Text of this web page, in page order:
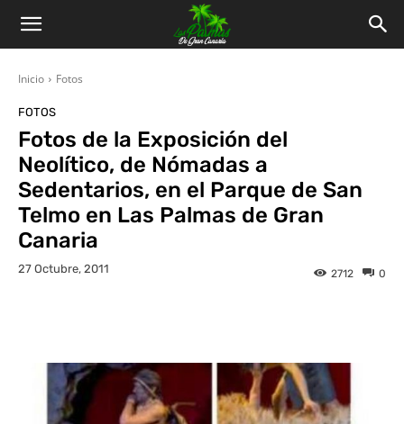
Inicio Fotos
FOTOS
Fotos de la Exposición del
Neolítico, de Nómadas a
Sedentarios, en el Parque de San
Telmo en Las Palmas de Gran
Canaria
27 Octubre, 2011 0
2712